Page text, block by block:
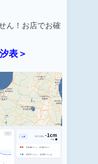
ん！お店でお確
表＞